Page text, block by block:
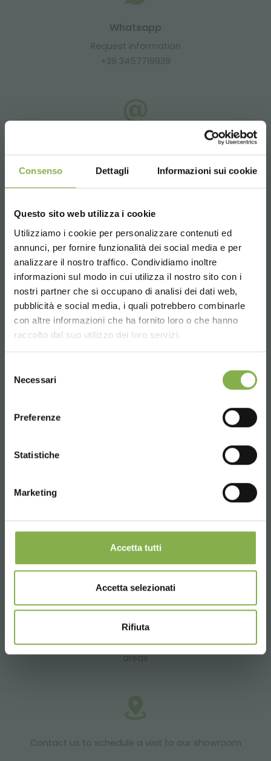
Consenso Dettagli Informazioni sui cookie
Questo sito web utilizza i cookie
Utilizziamo i cookie per personalizzare contenuti ed
annunci, per fornire funzionalità dei social media e per
analizzare il nostro traffico. Condividiamo inoltre
informazioni sul modo in cui utilizza il nostro sito con i
nostri partner che si occupano di analisi dei dati web,
pubblicità e social media, i quali potrebbero combinarle
con altre informazioni che ha fornito loro o che hanno
raccolto dal suo utilizzo dei loro servizi.
delNecessari
Preferenze
Statistiche
Marketing
Accetta tutti
Accetta selezionati
Rifiuta
Choose the country you are in and your
language for a better browsing experience
Whatsapp
Request information
+39 3457719939
Request information
info@orlandelli.it
Phone
From monday to friday
08:30 - 13:00
14:00 - 18:30
Customized projects for plant and flower sales
areas
Contact us to schedule a visit to our showroom